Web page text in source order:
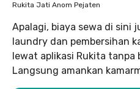
Rukita Jati Anom Pejaten
Apalagi, biaya sewa di sini
laundry dan pembersihan
lewat aplikasi Rukita tanpa
Langsung amankan